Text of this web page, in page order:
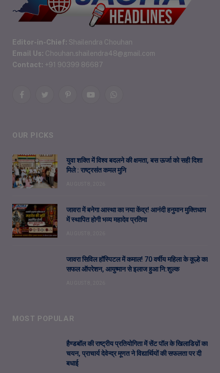
Editor-in-Chief: Shailendra Chouhan
Email Us: Chouhan.shailendra48@gmail.com
Contact: +91 90399 86687
FacebookTwitterPinterestYouTubeWhatsApp
OUR PICKS
युवा शक्ति में विश्व बदलने की क्षमता, बस ऊर्जा को सही दिशा
मिले : राष्ट्रसंत कमल मुनि
जावरा में बनेगा आस्था का नया केंद्र! आनंदी हनुमान मुक्तिधाम
में स्थापित होगी भव्य महादेव प्रतिमा
जावरा सिविल हॉस्पिटल में कमाल! 70 वर्षीय महिला के कूल्हे का
सफल ऑपरेशन, आयुष्मान से इलाज हुआ नि:शुल्क
MOST POPULAR
हैण्डबॉल की राष्ट्रीय प्रतियोगिता में सेंट पॉल के खिलाडिय़ों का
चयन, प्राचार्य देवेन्द्र मूणत ने विद्यार्थियों की सफलता पर दी
बधाई